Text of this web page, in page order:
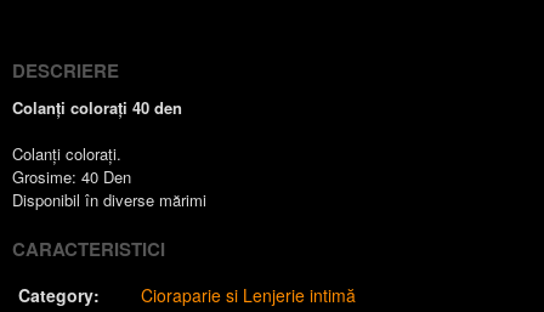
DESCRIERE
Colanți colorați 40 den
Colanți colorați.
Grosime: 40 Den
Disponibil în diverse mărimi
CARACTERISTICI
Category:
Cioraparie si Lenjerie intimă